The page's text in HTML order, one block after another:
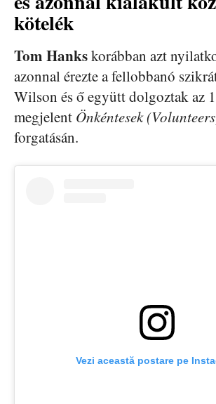
kötelék
Tom Hankskorábban azt
azonnal érezte a fellobbanó
Wilson és ő együtt dolgoztak az
megjelent Önkéntesek
forgatásán.
Vezi această postare pe